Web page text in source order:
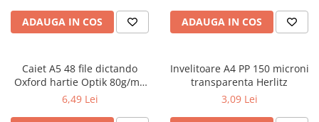
Coperți caiete si cărți
Carnete pentru elevi
Lupe și articole educative
Foarfece școlare
ADAUGA IN COS ADAUGA IN COS
Caiet A5 48 file dictando
Oxford hartie Optik 80g/mp
motiv Touch Trend
6,49 Lei
Invelitoare A4 PP 150 microni
transparenta Herlitz
3,09 Lei